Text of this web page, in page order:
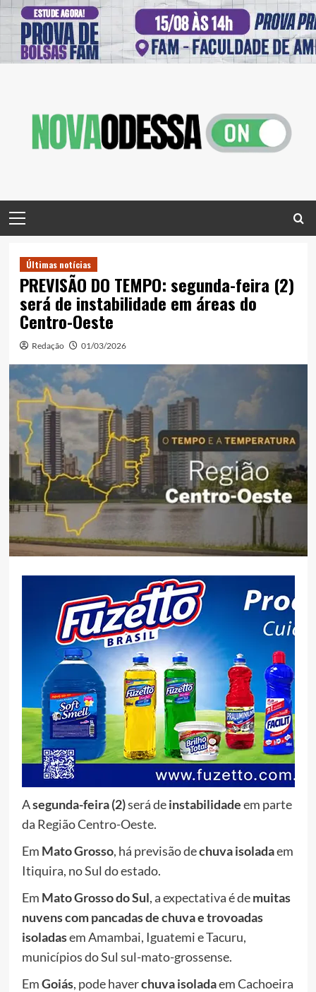
Menu
Últimas notícias
PREVISÃO DO TEMPO: segunda-feira (2)
será de instabilidade em áreas do
Centro-Oeste
Redação 01/03/2026
Asegunda-feira (2)será deinstabilidadeem parte
da Região Centro-Oeste.
Em Mato Grosso, há previsão dechuva isoladaem
Itiquira, no Sul do estado.
Em Mato Grosso do Sul, a expectativa é demuitas
nuvens com pancadas de chuva e trovoadas
isoladasem Amambai, Iguatemi e Tacuru,
municípios do Sul sul-mato-grossense.
EmGoiás, pode haverchuva isoladaem Cachoeira